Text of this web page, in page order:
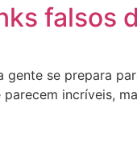
falsos
se prepara
incríveis,